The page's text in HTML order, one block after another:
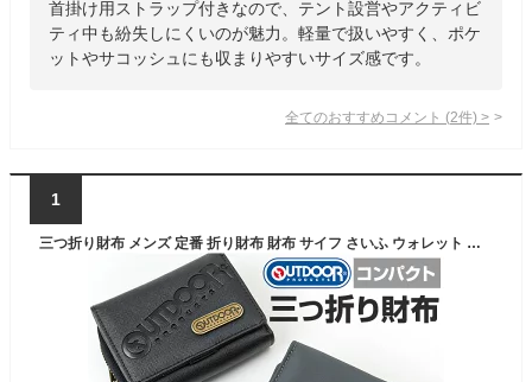
首掛け用ストラップ付きなので、テント設営やアクティビ
ティ中も紛失しにくいのが魅力。軽量で扱いやすく、ポケ
ットやサコッシュにも収まりやすいサイズ感です。
全てのおすすめコメント (2件) >
1
三つ折り財布 メンズ 定番 折り財布 財布 サイフ さいふ ウォレット 二つ折り お札入れ カード収納 小銭入れ メンズ財布 コンパクト ミニ財布 おしゃれ かっこいい メンズウォレット OUTDOOR アウトドア ギフト 贈り物